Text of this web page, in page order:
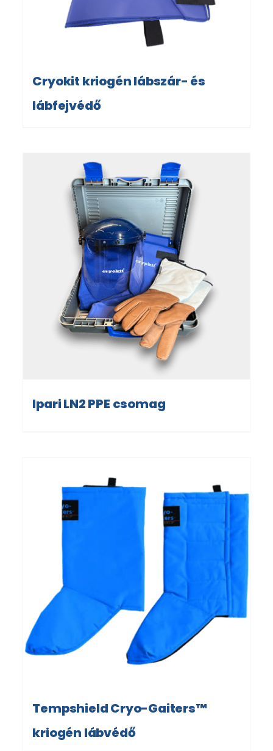
Cryokit kriogén lábszár- és
lábfejvédő
Ipari LN2 PPE csomag
Tempshield Cryo-Gaiters™
kriogén lábvédő